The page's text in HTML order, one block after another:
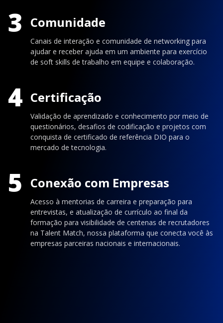
3 Comunidade
Canais de interação e comunidade de networking para
ajudar e receber ajuda em um ambiente para exercício
de soft skills de trabalho em equipe e colaboração.
4 Certificação
Validação de aprendizado e conhecimento por meio de
questionários, desafios de codificação e projetos com
conquista de certificado de referência DIO para o
mercado de tecnologia.
5 Conexão com Empresas
Acesso à mentorias de carreira e preparação para
entrevistas, e atualização de currículo ao final da
formação para visibilidade de centenas de recrutadores
na Talent Match, nossa plataforma que conecta você às
empresas parceiras nacionais e internacionais.